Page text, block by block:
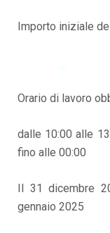
Importo iniziale
Orario di lavoro
dalle 10:00 alle
fino alle 00:00
Il 31 dicembre
gennaio 2025
*